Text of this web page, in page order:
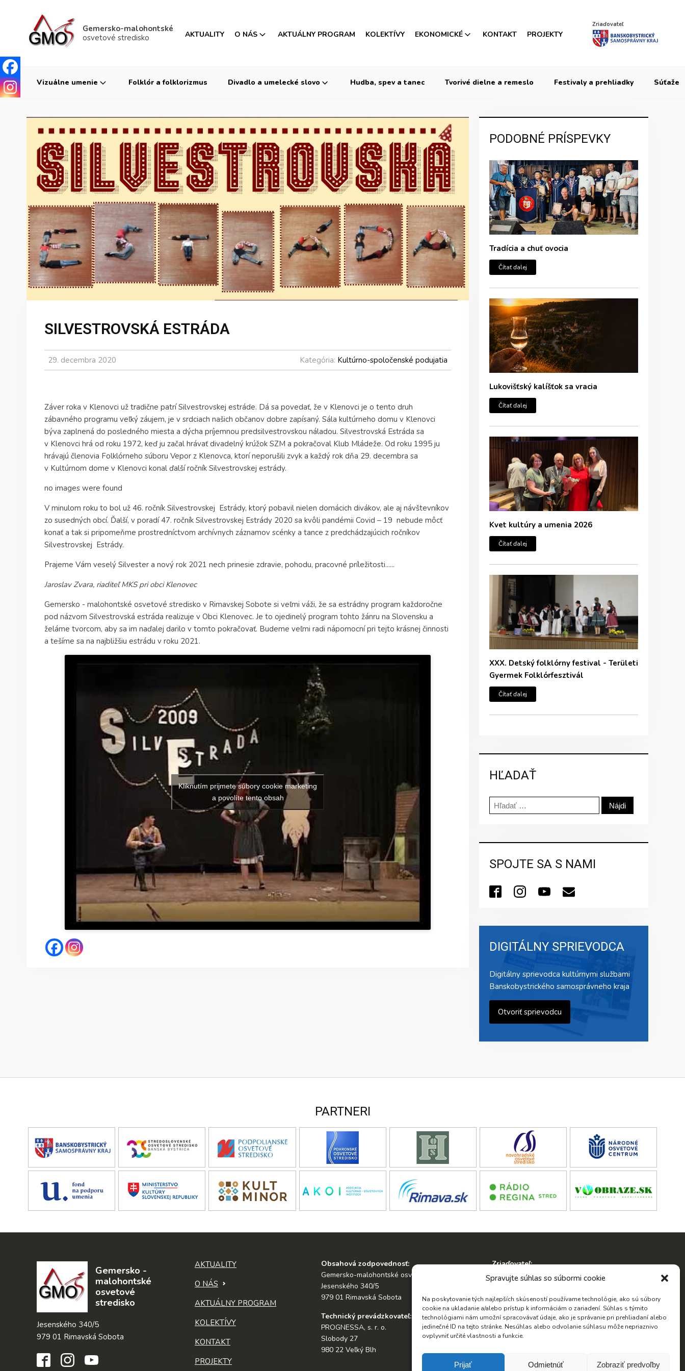
Spravujte súhlas so súbormi cookie
Na poskytovanie tých najlepších skúseností používame technológie, ako sú súbory
cookie na ukladanie a/alebo prístup k informáciám o zariadení. Súhlas s týmito
technológiami nám umožní spracovávať údaje, ako je správanie pri prehliadaní alebo
jedinečné ID na tejto stránke. Nesúhlas alebo odvolanie súhlasu môže nepriaznivo
ovplyvniť určité vlastnosti a funkcie.
Prijať Odmietnúť Zobraziť predvoľby
Gemersko-malohontské
osvetové stredisko
AKTUALITY O NÁS AKTUÁLNY PROGRAM KOLEKTÍVY EKONOMICKÉ KONTAKT PROJEKTY
Zriaďovateľ
Vizuálne umenie Folklór a folklorizmus Divadlo a umelecké slovo Hudba, spev a tanec Tvorivé dielne a remeslo Festivaly a prehliadky Súťaže
SILVESTROVSKÁ ESTRÁDA
29. decembra 2020 Kategória: Kultúrno-spoločenské podujatia
Záver roka v Klenovci už tradične patrí Silvestrovskej estráde. Dá sa povedať, že v Klenovci je o tento druh
zábavného programu veľký záujem, je v srdciach našich občanov dobre zapísaný. Sála kultúrneho domu v Klenovci
býva zaplnená do posledného miesta a dýcha príjemnou predsilvestrovskou náladou. Silvestrovská Estráda sa
v Klenovci hrá od roku 1972, keď ju začal hrávať divadelný krúžok SZM a pokračoval Klub Mládeže. Od roku 1995 ju
hrávajú členovia Folklórneho súboru Vepor z Klenovca, ktorí neporušili zvyk a každý rok dňa 29. decembra sa
v Kultúrnom dome v Klenovci konal ďalší ročník Silvestrovskej estrády.
no images were found
V minulom roku to bol už 46. ročník Silvestrovskej Estrády, ktorý pobavil nielen domácich divákov, ale aj návštevníkov
zo susedných obcí. Ďalší, v poradí 47. ročník Silvestrovskej Estrády 2020 sa kvôli pandémii Covid – 19 nebude môcť
konať a tak si pripomeňme prostredníctvom archívnych záznamov scénky a tance z predchádzajúcich ročníkov
Silvestrovskej Estrády.
Prajeme Vám veselý Silvester a nový rok 2021 nech prinesie zdravie, pohodu, pracovné príležitosti......
Jaroslav Zvara, riaditeľ MKS pri obci Klenovec
Gemersko - malohontské osvetové stredisko v Rimavskej Sobote si veľmi váži, že sa estrádny program každoročne
pod názvom Silvestrovská estráda realizuje v Obci Klenovec. Je to ojedinelý program tohto žánru na Slovensku a
želáme tvorcom, aby sa im naďalej darilo v tomto pokračovať. Budeme veľmi radi nápomocní pri tejto krásnej činnosti
a tešíme sa na najbližšiu estrádu v roku 2021.
Kliknutím prijmete súbory cookie marketing
a povolíte tento obsah
PODOBNÉ PRÍSPEVKY
Tradícia a chuť ovocia
Čítať ďalej
Lukovišťský kalíšťok sa vracia
Čítať ďalej
Kvet kultúry a umenia 2026
Čítať ďalej
XXX. Detský folklórny festival - Területi
Gyermek Folklórfesztivál
Čítať ďalej
HĽADAŤ
Hľadať:
SPOJTE SA S NAMI
DIGITÁLNY SPRIEVODCA
Digitálny sprievodca kultúrnymi službami
Banskobystrického samosprávneho kraja
Otvoriť sprievodcu
PARTNERI
Gemersko -
malohontské
osvetové
stredisko
Jesenského 340/5
979 01 Rimavská Sobota
AKTUALITY
O NÁS
AKTUÁLNY PROGRAM
KOLEKTÍVY
KONTAKT
PROJEKTY
Obsahová zodpovednosť:
Gemersko-malohontské osvetové stredisko
Jesenského 340/5
979 01 Rimavská Sobota
Technický prevádzkovateľ:
PROGNESSA, s. r. o.
Slobody 27
980 22 Veľký Blh
Zriaďovateľ:
Hľadať: